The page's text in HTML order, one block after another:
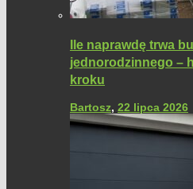
Ile naprawdę trwa
jednorodzinnego –
kroku
Bartosz, 22 lipca 2026